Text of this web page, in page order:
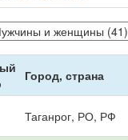
Город, страна
Таганрог, РО, РФ